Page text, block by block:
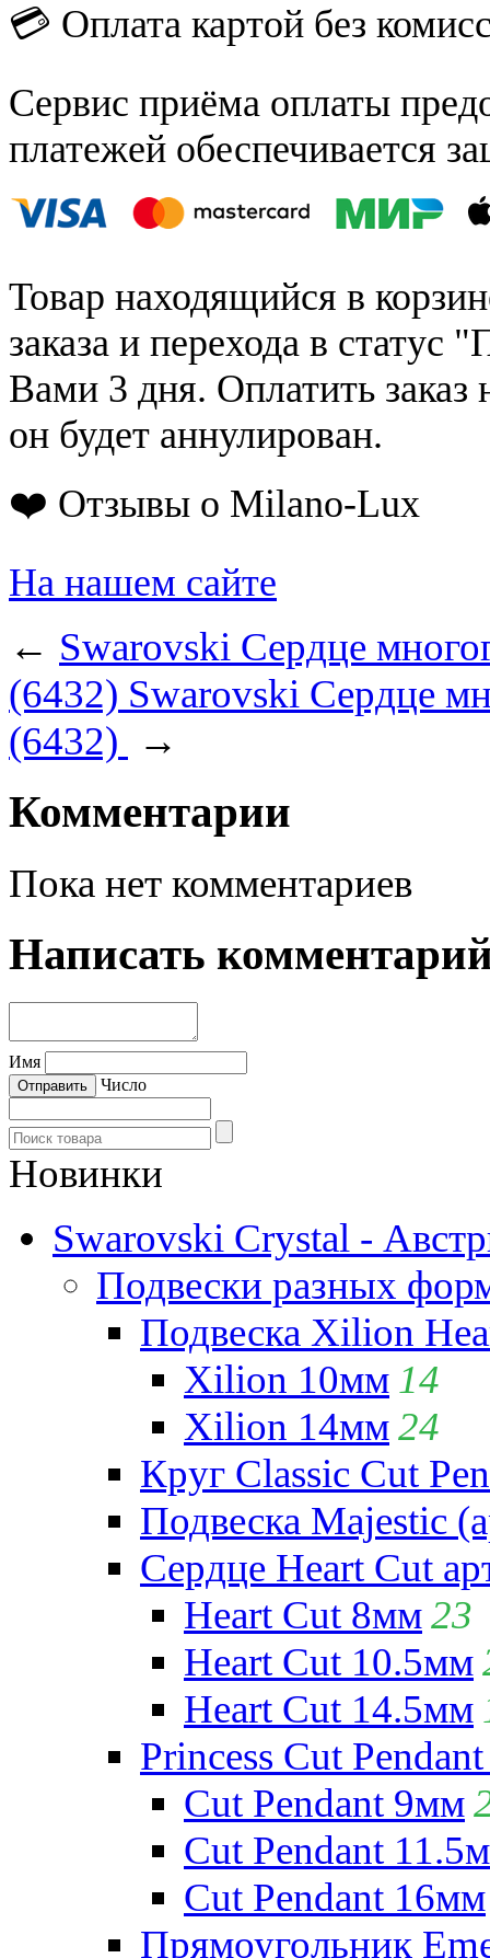
💳 Оплата картой без
Сервис приёма оплаты
платежей обеспечивается
Товар находящийся в
заказа и перехода в статус
Вами 3 дня. Оплатить заказ
он будет аннулирован.
❤️ Отзывы о Milano-Lux
На нашем сайте
← Swarovski Сердце
(6432) Swarovski Сердце
(6432)
→
Комментарии
Пока нет комментариев
Написать
Имя
Число
Новинки
Swarovski Crystal -
Подвески разных
Подвеска Xilion
Xilion 10мм 14
Xilion 14мм24
Круг Classic Cut
Подвеска Majestic
Сердце Heart Cut
Heart Cut 8мм23
Heart Cut 10.5мм
Heart Cut 14.5мм
Princess Cut
Cut Pendant 9мм
Cut Pendant
Cut Pendant 16мм
Прямоугольник